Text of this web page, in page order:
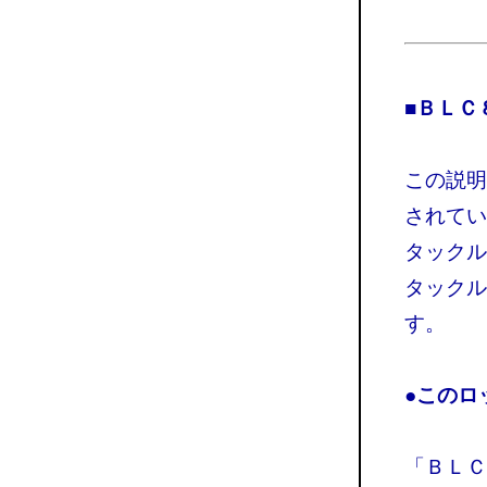
■ ＢＬ
この説
されて
タック
タック
す。
●このロ
「Ｂ